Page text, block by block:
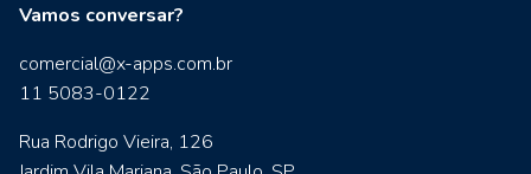
Vamos conversar?
comercial@x-apps.com.br
11 5083-0122
Rua Rodrigo Vieira, 126